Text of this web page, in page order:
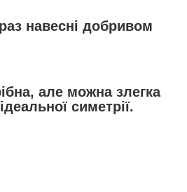
навесні добривом
але можна злегка
симетрії.